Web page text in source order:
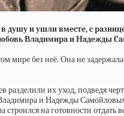
душу и ушли вмecтe, c
Влaдимиpa и Нaдeжды
мире без неё. Она не
разделили их уход, подведя
и Надежды
строился на готовности отдать